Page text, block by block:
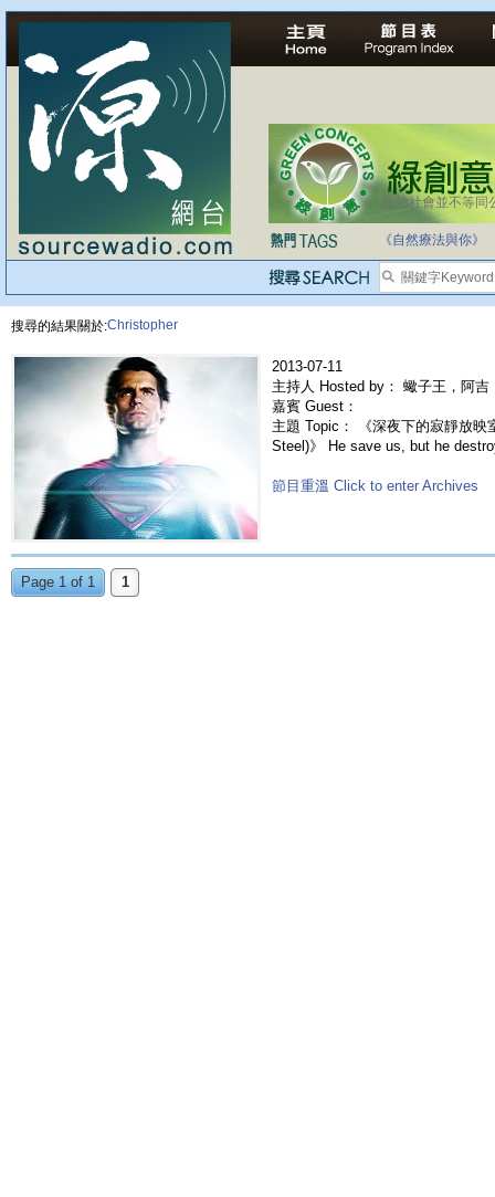
法治社會並不等同
《自然療法與你》
搜尋的結果關於:Christopher
2013-07-11
主持人 Hosted by： 蠍子王，阿吉
嘉賓 Guest：
主題 Topic： 《深夜下的寂靜放映
Steel)》 He save us, but he
節目重溫 Click to enter Archives
Page 1 of 1 1